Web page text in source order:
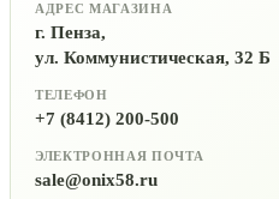
АДРЕС МАГАЗИНА
г. Пенза,
ул. Коммунистическая, 32 Б
ТЕЛЕФОН
+7 (8412) 200-500
ЭЛЕКТРОННАЯ ПОЧТА
sale@onix58.ru